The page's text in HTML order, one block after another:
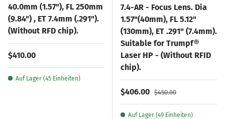
40.0mm (1.57"), FL 250mm
(9.84") , ET 7.4mm (.291").
(Without RFD chip).
Normaler Preis
$410.00
Auf Lager (45 Einheiten)
7.4-AR - Focus Lens. Dia
1.57"(40mm), FL 5.12"
(130mm), ET .291" (7.4mm).
Suitable for Trumpf®
Laser HP - (Without RFID
chip).
Verkaufspreis
$406.00 Normaler Preis
$450.00
Auf Lager (49 Einheiten)